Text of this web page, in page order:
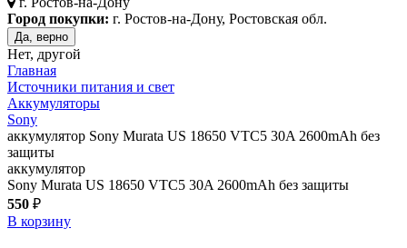
Город покупки: г. Ростов-на-Дону, Ростовская обл.
Да, верно
Нет, другой
Главная
Источники питания и свет
Аккумуляторы
Sony
аккумулятор Sony Murata US 18650 VTC5 30A 2600mAh без
защиты
аккумулятор
Sony Murata US 18650 VTC5 30A 2600mAh без защиты
550 ₽
В корзину